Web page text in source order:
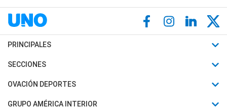
PRINCIPALES
Últimas Noticias
Política
SECCIONES
Horóscopo
Motores
OVACIÓN DEPORTES
Fútbol
GRUPO AMÉRICA INTERIOR